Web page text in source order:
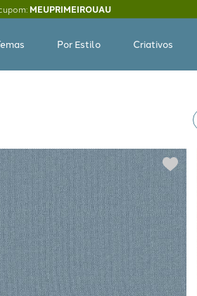
MEUPRIMEIROUAU
Por Estilo Criativos